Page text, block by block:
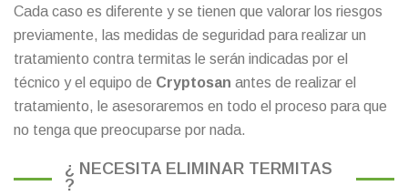
Cada caso es diferente y se tienen que valorar los riesgos
previamente, las medidas de seguridad para realizar un
tratamiento contra termitas le serán indicadas por el
técnico y el equipo de Cryptosan antes de realizar el
tratamiento, le asesoraremos en todo el proceso para que
no tenga que preocuparse por nada.
¿ NECESITA ELIMINAR TERMITAS
?